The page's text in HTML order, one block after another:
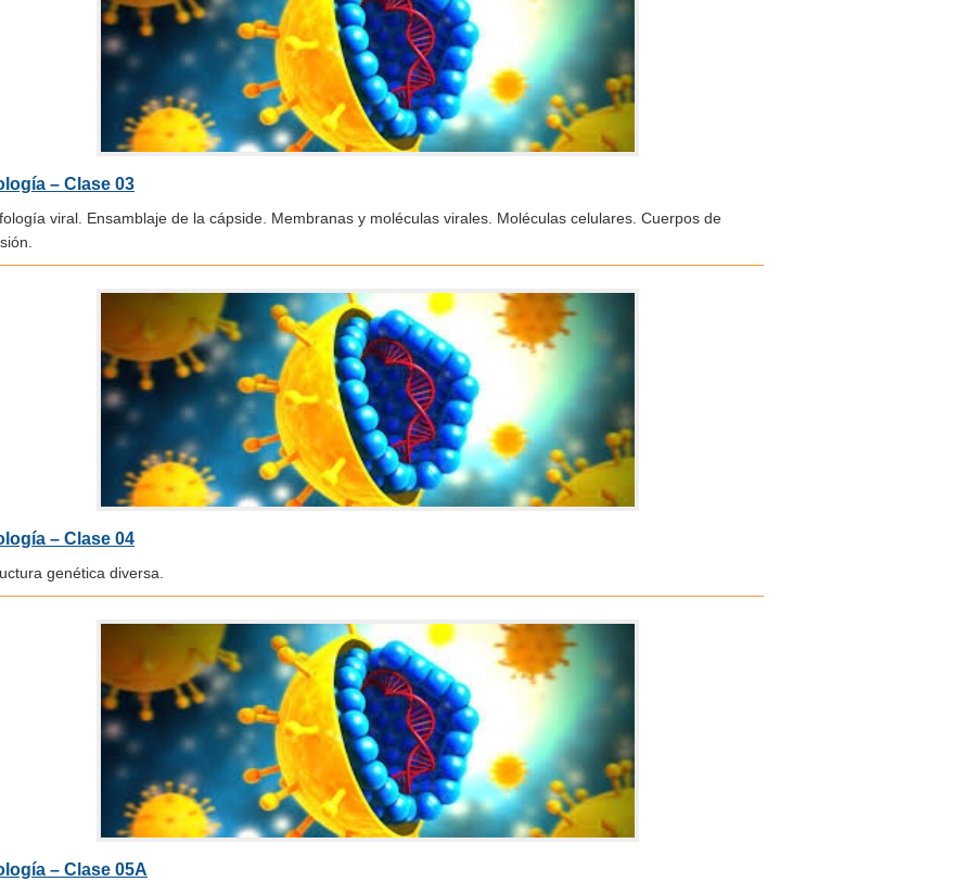
– Clase 03
viral. Ensamblaje de la cápside. Membranas y moléculas virales. Moléculas celulares. Cuerpos de
– Clase 04
genética diversa.
– Clase 05A